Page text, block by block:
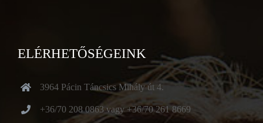
ELÉRHETŐSÉGEINK
3964 Pácin Táncsics Mihály út 4.
+36/70 208 0863 vagy +36/70 261 8669